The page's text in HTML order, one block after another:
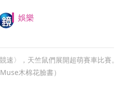
娛樂
速〉，天竺鼠們展開超萌賽車比賽。
Muse木棉花臉書）